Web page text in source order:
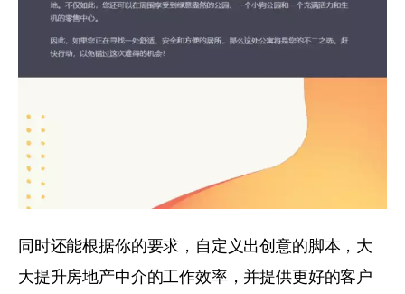
同时还能根据你的要求，自定义出创意的脚本，大
大提升房地产中介的工作效率，并提供更好的客户